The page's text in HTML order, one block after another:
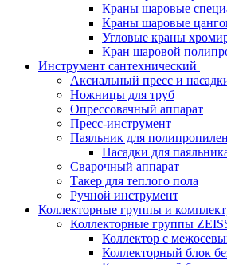
Краны шаровые
Краны шаровые
Угловые краны
Кран шаровой
Инструмент сантехнический
Аксиальный пресс и
Ножницы для труб
Опрессовачный аппарат
Пресс-инструмент
Паяльник для
Насадки для
Сварочный аппарат
Такер для теплого пола
Ручной инструмент
Коллекторные группы и
Коллекторные группы
Коллектор с
Коллекторный блок